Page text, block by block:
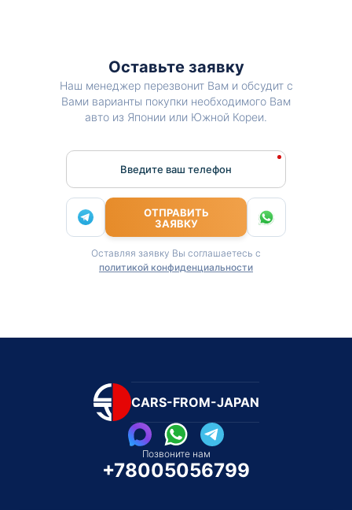
Оставьте заявку
Наш менеджер перезвонит Вам и обсудит с
Вами варианты покупки необходимого Вам
авто из Японии или Южной Кореи.
Введите ваш телефон
ОТПРАВИТЬ
ЗАЯВКУ
Оставляя заявку Вы соглашаетесь с
политикой конфиденциальности
CARS-FROM-JAPAN
Позвоните нам
+78005056799